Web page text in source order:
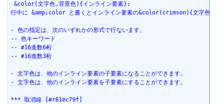
&color(文字色,背景色){インライン要素};
行中に &amp;color と書くとインライン要素の&color(crimson){文字色
- 色の指定は、次のいずれかの形式で行ないます。
-- 色キーワード
-- #16進数6桁
-- #16進数3桁
- 文字色は、他のインライン要素の子要素になることができます。
- 文字色は、他のインライン要素を子要素にすることができます。
*** 取消線 [#r81ec79f]